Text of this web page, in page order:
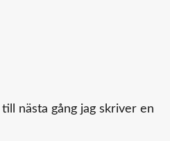
nästa gång jag skriver en